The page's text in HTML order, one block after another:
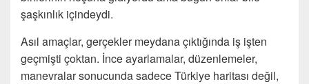
şaşkınlık içindeydi.
Asıl amaçlar, gerçekler meydana çıktığında iş işten
geçmişti çoktan. İnce ayarlamalar, düzenlemeler,
manevralar sonucunda sadece Türkiye haritası değil,